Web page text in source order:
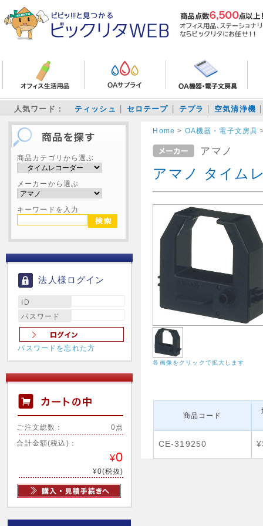
人気ワード： ティッシュ セロテープ テプラ 空気清浄機
商品カテゴリから選ぶ
メーカーから選ぶ
キーワードを入力
法人様ログイン
ID
パスワード
パスワードを忘れた方
ご注文総数： 0点
合計金額(税込)：
¥0
¥0(税抜)
Home > OA機器・電子文房具
アマノ
アマノ タイム
各画像をクリックで拡大します
商品コード
CE-319250